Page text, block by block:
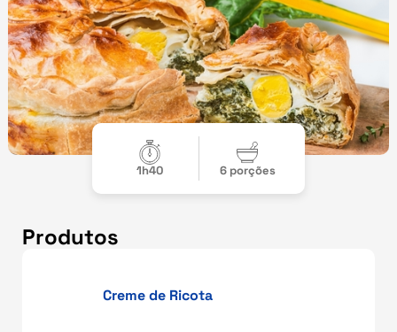
1h40 6 porções
Produtos
Creme de Ricota